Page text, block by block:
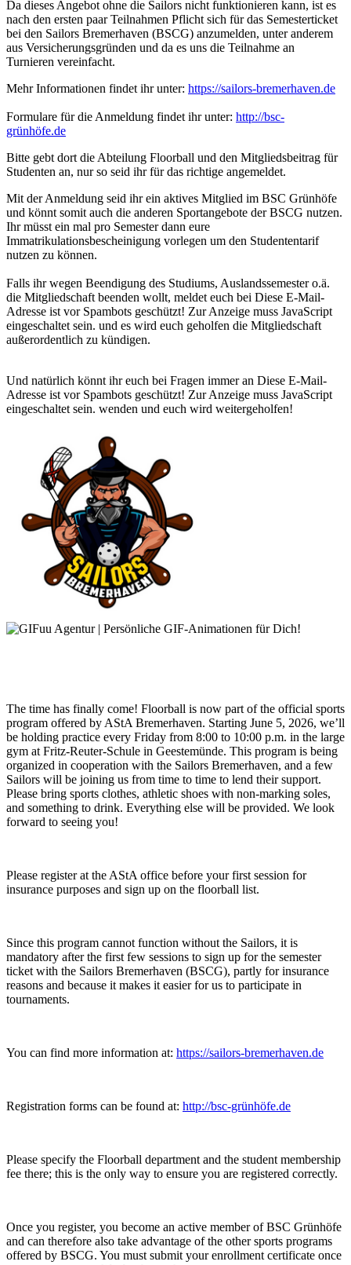
Da dieses Angebot ohne die Sailors nicht funktionieren kann, ist es
nach den ersten paar Teilnahmen Pflicht sich für das Semesterticket
bei den Sailors Bremerhaven (BSCG) anzumelden, unter anderem
aus Versicherungsgründen und da es uns die Teilnahme an
Turnieren vereinfacht.
Mehr Informationen findet ihr unter: https://sailors-bremerhaven.de
Formulare für die Anmeldung findet ihr unter: http://bsc-
grünhöfe.de
Bitte gebt dort die Abteilung Floorball und den Mitgliedsbeitrag für
Studenten an, nur so seid ihr für das richtige angemeldet.
Mit der Anmeldung seid ihr ein aktives Mitglied im BSC Grünhöfe
und könnt somit auch die anderen Sportangebote der BSCG nutzen.
Ihr müsst ein mal pro Semester dann eure
Immatrikulationsbescheinigung vorlegen um den Studententarif
nutzen zu können.
Falls ihr wegen Beendigung des Studiums, Auslandssemester o.ä.
die Mitgliedschaft beenden wollt, meldet euch bei Diese E-Mail-
Adresse ist vor Spambots geschützt! Zur Anzeige muss JavaScript
eingeschaltet sein. und es wird euch geholfen die Mitgliedschaft
außerordentlich zu kündigen.
Und natürlich könnt ihr euch bei Fragen immer an Diese E-Mail-
Adresse ist vor Spambots geschützt! Zur Anzeige muss JavaScript
eingeschaltet sein. wenden und euch wird weitergeholfen!
The time has finally come! Floorball is now part of the official sports
program offered by AStA Bremerhaven. Starting June 5, 2026, we’ll
be holding practice every Friday from 8:00 to 10:00 p.m. in the large
gym at Fritz-Reuter-Schule in Geestemünde. This program is being
organized in cooperation with the Sailors Bremerhaven, and a few
Sailors will be joining us from time to time to lend their support.
Please bring sports clothes, athletic shoes with non-marking soles,
and something to drink. Everything else will be provided. We look
forward to seeing you!
Please register at the AStA office before your first session for
insurance purposes and sign up on the floorball list.
Since this program cannot function without the Sailors, it is
mandatory after the first few sessions to sign up for the semester
ticket with the Sailors Bremerhaven (BSCG), partly for insurance
reasons and because it makes it easier for us to participate in
tournaments.
You can find more information at: https://sailors-bremerhaven.de
Registration forms can be found at: http://bsc-grünhöfe.de
Please specify the Floorball department and the student membership
fee there; this is the only way to ensure you are registered correctly.
Once you register, you become an active member of BSC Grünhöfe
and can therefore also take advantage of the other sports programs
offered by BSCG. You must submit your enrollment certificate once